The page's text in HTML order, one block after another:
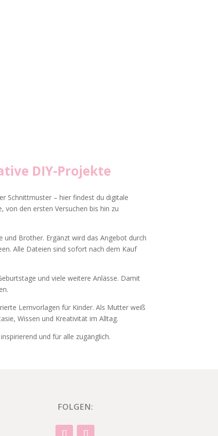
DIY-Projekte
Schnittmuster – hier findest du digitale
den ersten Versuchen bis hin zu
Brother. Ergänzt wird das Angebot durch
Alle Dateien sind sofort nach dem Kauf
und viele weitere Anlässe. Damit
Lernvorlagen für Kinder. Als Mutter weiß
Wissen und Kreativität im Alltag.
und für alle zugänglich.
FOLGEN: